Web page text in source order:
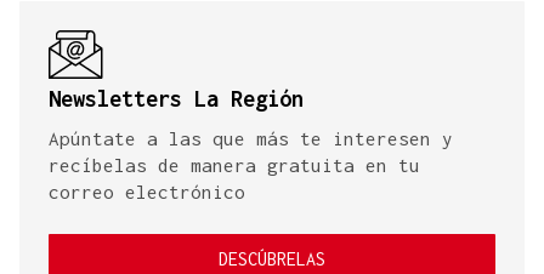
Newsletters La Región
Apúntate a las que más te interesen y
recíbelas de manera gratuita en tu
correo electrónico
DESCÚBRELAS